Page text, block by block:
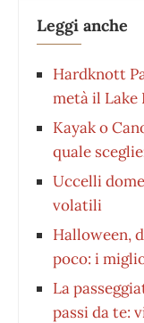
Leggi anche
Hardknott
metà il
Kayak o
quale
Uccelli
volatili
Halloween,
poco: i
La
passi da te: